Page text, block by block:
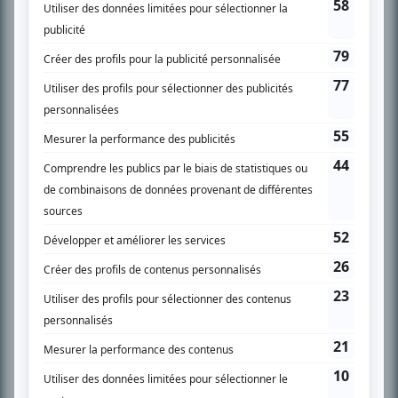
SUR LE RÉSEAU BIZZ MÉDIA
PLAN DU SITE
Accueil
Liste des oeuvres
Recherche avancée
À propos
Nous contacter
Termes et conditions
Politique de confidentialité
Gestion du consentement